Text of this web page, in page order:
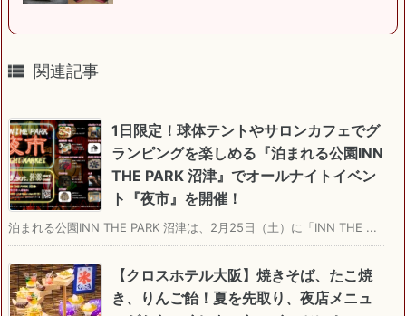
 関連記事
1日限定！球体テントやサロンカフェでグ
ランピングを楽しめる『泊まれる公園INN
THE PARK 沼津』でオールナイトイベン
ト『夜市』を開催！
泊まれる公園INN THE PARK 沼津は、2月25日（土）に「INN THE ...
【クロスホテル大阪】焼きそば、たこ焼
き、りんご飴！夏を先取り、夜店メニュ